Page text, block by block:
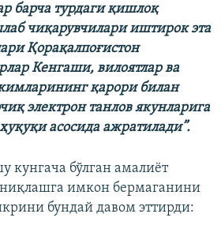
барча турдаги қишлоқ
чиқарувчилари иштирок эта
Қорақалпоғистон
Кенгаши, вилоятлар ва
қарори билан
электрон танлов якунларига
асосида ажратилади”.
кунгача бўлган амалиёт
имкон бермаганини
бундай давом эттирди: